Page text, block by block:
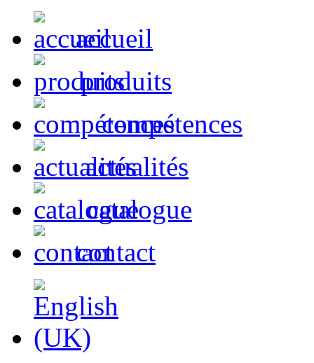
accueil
produits
compétences
actualités
catalogue
contact